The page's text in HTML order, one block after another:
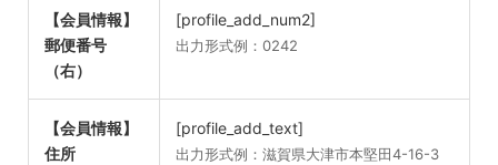
【会員情報】
郵便番号
（右）
[profile_add_num2]
出力形式例：0242
【会員情報】
住所
[profile_add_text]
出力形式例：滋賀県大津市本堅田4-16-3